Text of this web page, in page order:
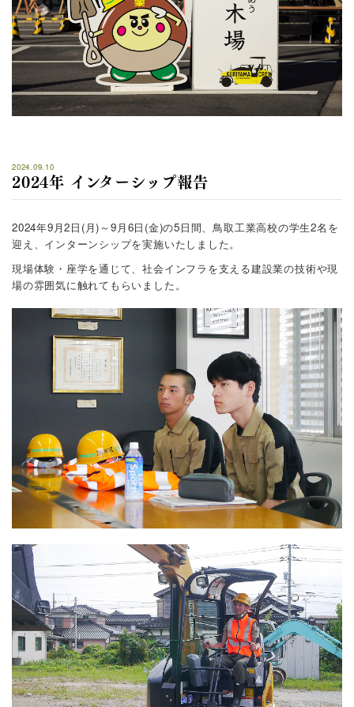
2024.09.10
2024年 インターシップ報告
2024年9月2日(月)～9月6日(金)の5日間、鳥取工業高校の学生2名を
迎え、インターンシップを実施いたしました。
現場体験・座学を通じて、社会インフラを支える建設業の技術や現
場の雰囲気に触れてもらいました。